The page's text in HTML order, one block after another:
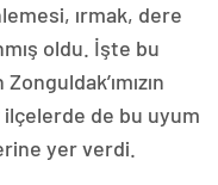
ırmak, dere
oldu. İşte bu
ilçelerde de bu uyum
yer verdi.